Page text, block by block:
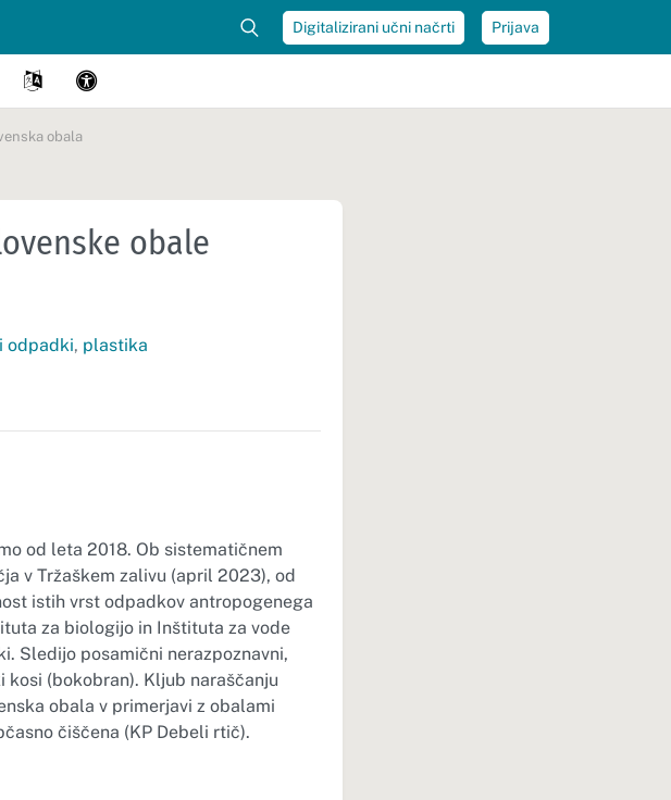
Digitalizirani učni načrti Prijava
obala
obale
odpadki, plastika
od leta 2018. Ob sistematičnem
v Tržaškem zalivu (april 2023), od
istih vrst odpadkov antropogenega
za biologijo in Inštituta za vode
Sledijo posamični nerazpoznavni,
(bokobran). Kljub naraščanju
obala v primerjavi z obalami
čiščena (KP Debeli rtič).